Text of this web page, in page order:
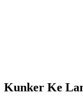
Kunker Ke